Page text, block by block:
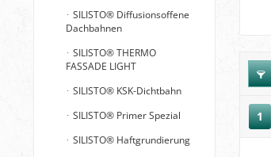
SILISTO® Diffusionsoffene
Dachbahnen
SILISTO® THERMO
FASSADE LIGHT
SILISTO® KSK-Dichtbahn
SILISTO® Primer Spezial
SILISTO® Haftgrundierung
1